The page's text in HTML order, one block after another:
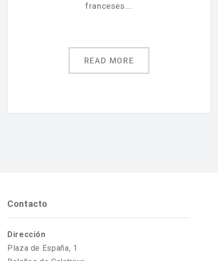
franceses….
READ MORE
Contacto
Dirección
Plaza de España, 1